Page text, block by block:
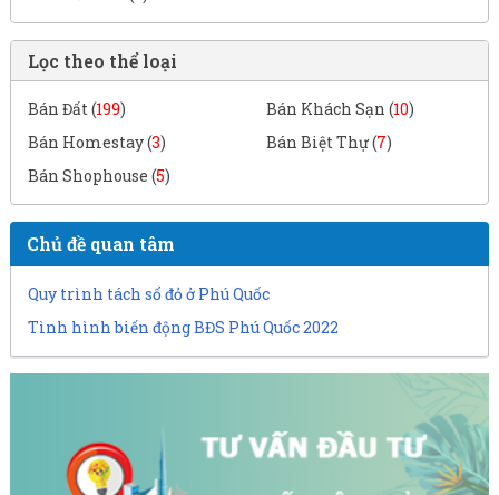
Lọc theo thể loại
Bán Đất (199) Bán Khách Sạn (10)
Bán Homestay (3) Bán Biệt Thự (7)
Bán Shophouse (5)
Chủ đề quan tâm
Quy trình tách sổ đỏ ở Phú Quốc
Tình hình biến động BĐS Phú Quốc 2022